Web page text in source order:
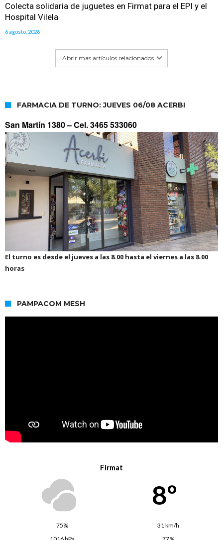
Colecta solidaria de juguetes en Firmat para el EPI y el
Hospital Vilela
6 agosto, 2026
Abrir mas artículos relacionados
FARMACIA DE TURNO: JUEVES 06/08 ACERBI
San Martín 1380 –Cel. 3465 533060
El turno es desde el jueves a las 8.00 hasta el viernes a las 8.00
horas
PAMPACOM MESH
Firmat
8º
75%
31 km/h